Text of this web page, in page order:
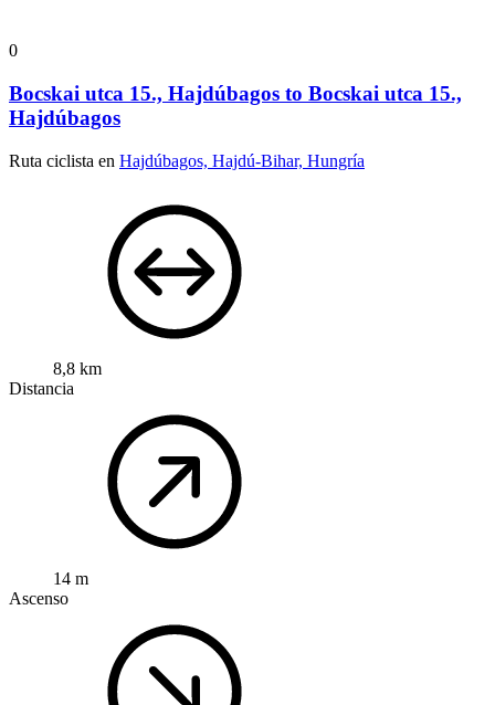
0
Bocskai utca 15., Hajdúbagos to Bocskai utca 15.,
Hajdúbagos
Ruta ciclista en Hajdúbagos, Hajdú-Bihar, Hungría
8,8 km
Distancia
14 m
Ascenso